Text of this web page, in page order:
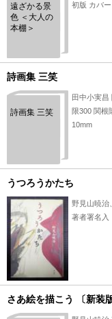
遠ざかる景
色 ＜大人の
本棚＞
初版 カバ
詩画集 三笑
詩画集 三笑
田中小実昌
限300 関根
10mm
うつろうかたち
野見山暁治
著者署名
さあ絵を描こう 〔新装版